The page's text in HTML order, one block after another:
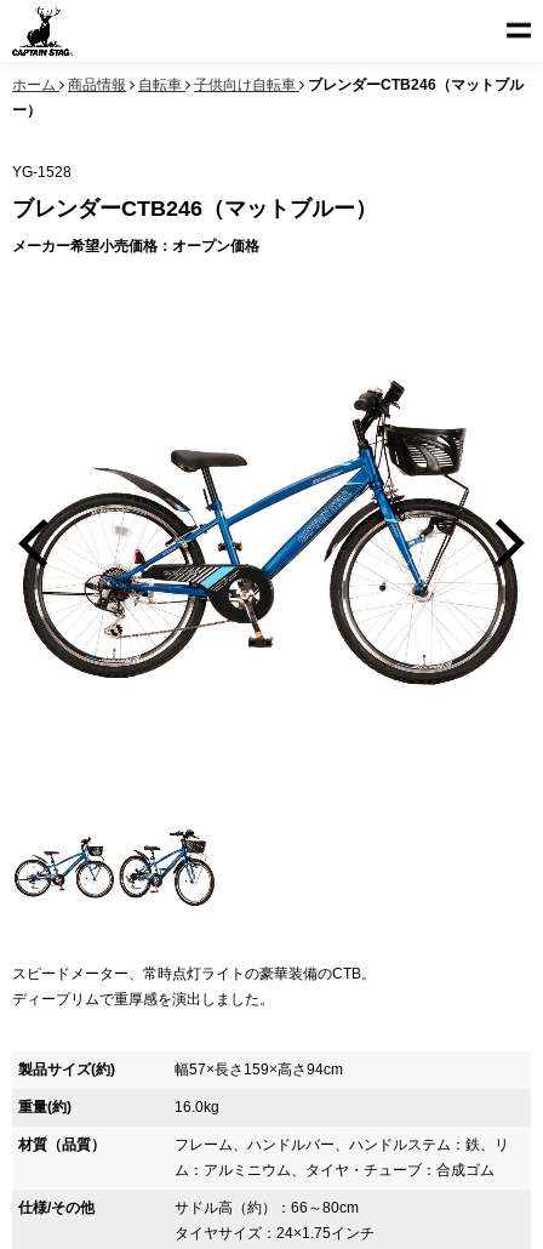
ホーム 商品情報 自転車 子供向け自転車
ブレンダーCTB246（マットブル
ー）
YG-1528
ブレンダーCTB246（マットブルー）
メーカー希望小売価格：オープン価格
スピードメーター、常時点灯ライトの豪華装備のCTB。
ディープリムで重厚感を演出しました。
製品サイズ(約) 幅57×長さ159×高さ94cm
重量(約) 16.0kg
材質（品質）
フレーム、ハンドルバー、ハンドルステム：鉄、リ
ム：アルミニウム、タイヤ・チューブ：合成ゴム
仕様/その他
サドル高（約）：66～80cm
タイヤサイズ：24×1.75インチ